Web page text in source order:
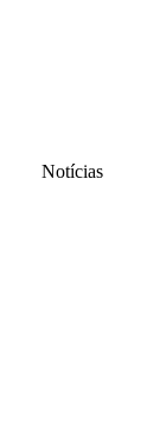
Notícias